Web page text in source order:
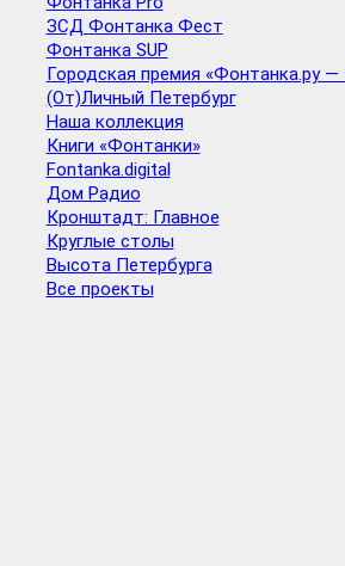
ЗСД Фонтанка Фест
Фонтанка SUP
Городская премия «Фонтанка.ру —
(От)Личный Петербург
Наша коллекция
Книги «Фонтанки»
Fontanka.digital
Дом Радио
Кронштадт: Главное
Круглые столы
Высота Петербурга
Все проекты